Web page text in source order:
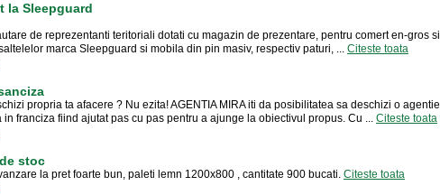
la Sleepguard
de reprezentanti teritoriali dotati cu magazin de prezentare, pentru comert en-gros si
marca Sleepguard si mobila din pin masiv, respectiv paturi, ... Citeste toata
propria ta afacere ? Nu ezita! AGENTIA MIRA iti da posibilitatea sa deschizi o agentie
in franciza fiind ajutat pas cu pas pentru a ajunge la obiectivul propus. Cu ... Citeste toata
stoc
la pret foarte bun, paleti lemn 1200x800 , cantitate 900 bucati. Citeste toata